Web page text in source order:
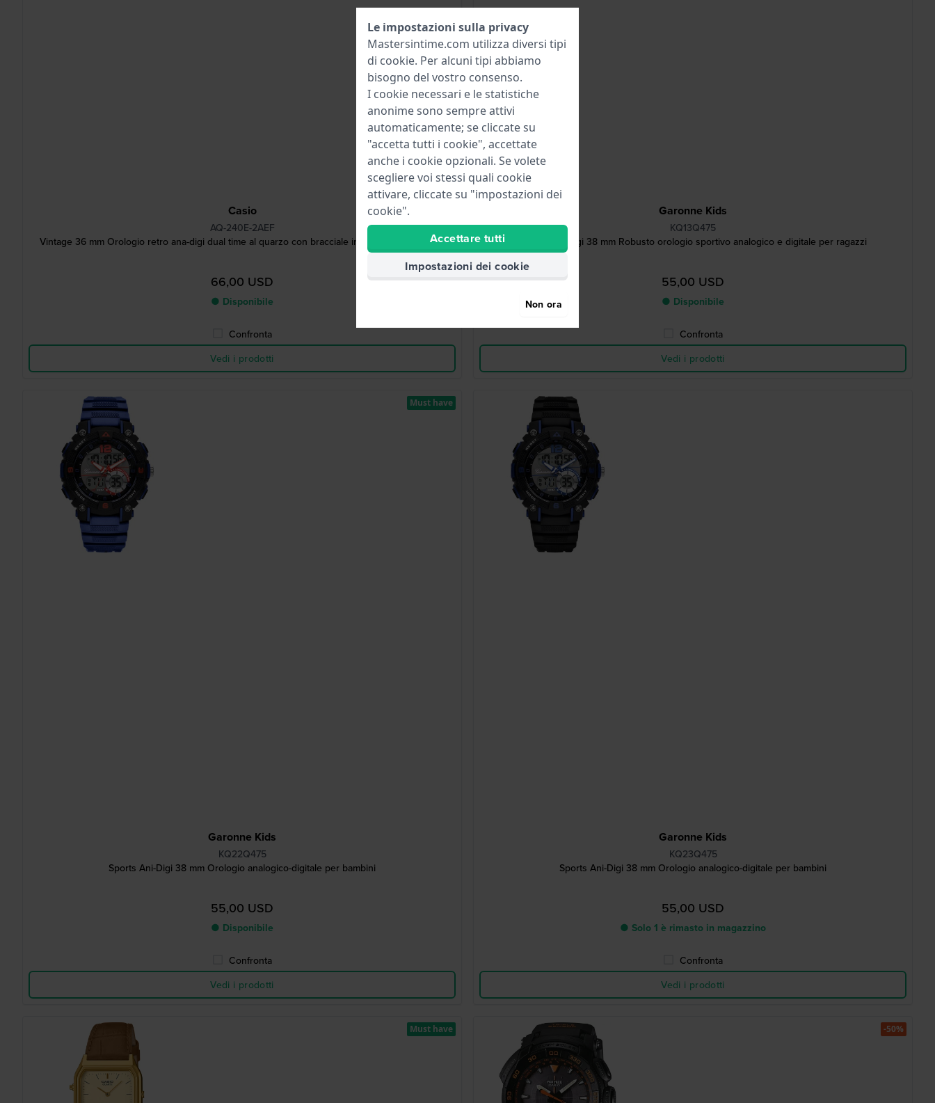
Casio
AQ-240E-2AEF
Vintage 36 mm Orologio retro ana-digi dual time al quarzo con bracciale in acciaio inossidabile
66,00 USD
● Disponibile
Confronta
Vedi i prodotti
Garonne Kids
KQ13Q475
Sports Ani-Digi 38 mm Robusto orologio sportivo analogico e digitale per ragazzi
55,00 USD
● Disponibile
Confronta
Vedi i prodotti
Garonne Kids
KQ22Q475
Sports Ani-Digi 38 mm Orologio analogico-digitale per bambini
55,00 USD
● Disponibile
Confronta
Vedi i prodotti
Must have
Garonne Kids
KQ23Q475
Sports Ani-Digi 38 mm Orologio analogico-digitale per bambini
55,00 USD
● Solo 1 è rimasto in magazzino
Confronta
Vedi i prodotti
Must have -50%
Le impostazioni sulla privacy
Mastersintime.com utilizza diversi tipi
di cookie. Per alcuni tipi abbiamo
bisogno del vostro consenso.
I cookie necessari e le statistiche
anonime sono sempre attivi
automaticamente; se cliccate su
"accetta tutti i cookie", accettate
anche i cookie opzionali. Se volete
scegliere voi stessi quali cookie
attivare, cliccate su "impostazioni dei
cookie".
Accettare tutti
Impostazioni dei cookie
Non ora